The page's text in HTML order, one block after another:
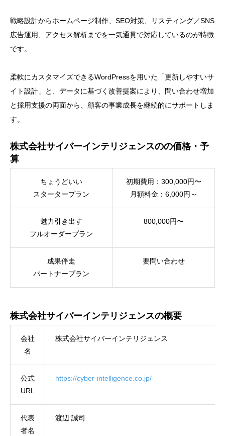
戦略設計からホームページ制作、SEO対策、リスティング／SNS
広告運用、アクセス解析までを一気通貫で対応しているのが特徴
です。
柔軟にカスタマイズできるWordPressを用いた「更新しやすいサ
イト設計」と、データに基づく改善提案により、問い合わせ増加
と採用支援の両面から、顧客の事業成長を継続的にサポートしま
す。
株式会社サイバーインテリジェンスのの価格・予
算
ちょうどいい
スタータープラン
初期費用：300,000円〜
月額料金：6,000円～
魅力引き出す
フルオーダープラン
800,000円〜
成果伴走
パートナープラン
要問い合わせ
株式会社サイバーインテリジェンスの概要
会社
名
株式会社サイバーインテリジェンス
公式
URL
https://cyber-intelligence.co.jp/
代表
者名
渡辺 誠司